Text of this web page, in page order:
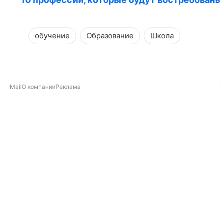
обучение Образование Школа
MailО компанииРеклама